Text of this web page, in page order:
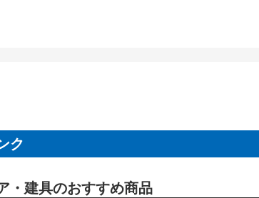
ク
・建具のおすすめ商品